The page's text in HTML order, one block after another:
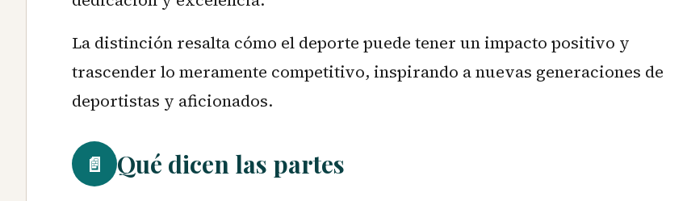
La distinción resalta cómo el deporte puede tener un impacto positivo y
trascender lo meramente competitivo, inspirando a nuevas generaciones de
deportistas y aficionados.
📄 Qué dicen las partes